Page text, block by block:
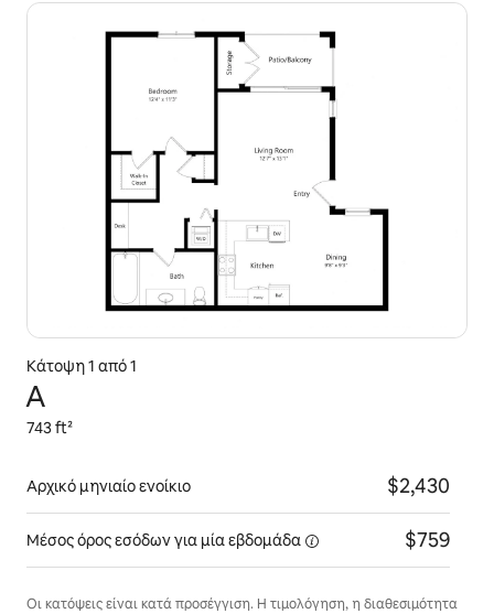
Κάτοψη 1 από 1
A
743 ft²
Αρχικό μηνιαίο ενοίκιο $2,430
Μέσος όρος εσόδων για μία εβδομάδα $759
Οι κατόψεις είναι κατά προσέγγιση. Η τιμολόγηση, η διαθεσιμότητα